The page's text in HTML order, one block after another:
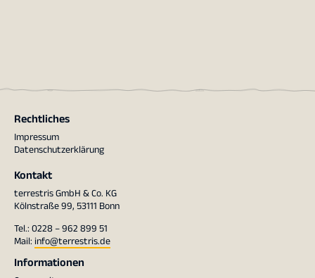
Rechtliches
Impressum
Datenschutzerklärung
Kontakt
terrestris GmbH & Co. KG
Kölnstraße 99, 53111 Bonn
Tel.: 0228 – 962 899 51
Mail: info@terrestris.de
Informationen